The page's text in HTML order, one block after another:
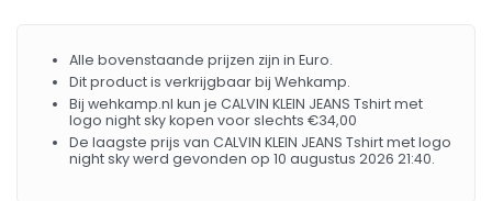
Alle bovenstaande prijzen zijn in Euro.
Dit product is verkrijgbaar bij Wehkamp.
Bij wehkamp.nl kun je CALVIN KLEIN JEANS Tshirt met
logo night sky kopen voor slechts €34,00
De laagste prijs van CALVIN KLEIN JEANS Tshirt met logo
night sky werd gevonden op 10 augustus 2026 21:40.